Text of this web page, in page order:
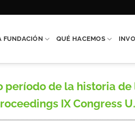
FUNDACIÓN QUÉ HACEMOS
período de la historia
IX Congress